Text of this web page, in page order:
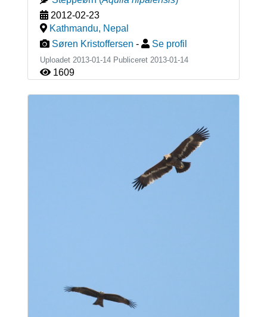
2012-02-23
Kathmandu, Nepal
Søren Kristoffersen - Se profil
Uploadet 2013-01-14 Publiceret 2013-01-14
1609